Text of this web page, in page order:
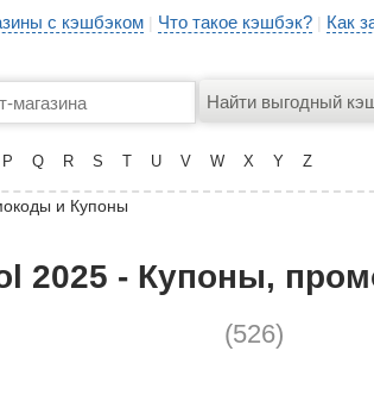
с кэшбэком | Что такое кэшбэк? | Как
P Q R S T U V W X Y Z
и Купоны
2025 - Купоны,
(526)